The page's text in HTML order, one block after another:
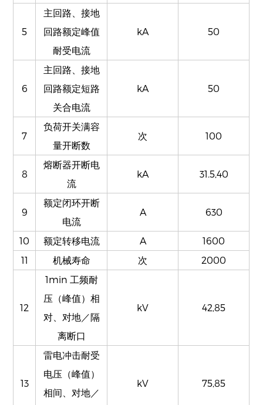
5
主回路、接地
回路额定峰值
耐受电流
kA 50
6
主回路、接地
回路额定短路
关合电流
kA 50
7
负荷开关满容
量开断数
次 100
8
熔断器开断电
流
kA 31.5,40
9
额定闭环开断
电流
A 630
10 额定转移电流 A
1600
11
机械寿命 次 2000
12
1min 工频耐
压（峰值）相
对、对地／隔
离断口
kV 42,85
13
雷电冲击耐受
电压（峰值）
相间、对地／
kV 75,85